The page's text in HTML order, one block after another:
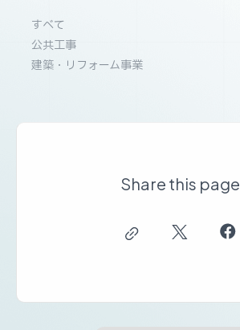
すべて
公共工事
建築・リフォーム事業
Share this page